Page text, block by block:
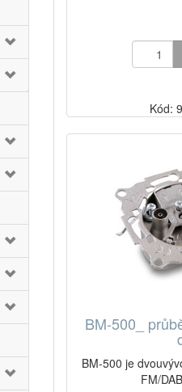
Kód:
BM-500_
BM-500 je
FM/